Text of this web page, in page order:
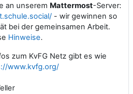
an unserem Mattermost-Server:
- wir gewinnen so
bei der gemeinsamen Arbeit.
Hinweise.
zum KvFG Netz gibt es wie
www.kvfg.org/